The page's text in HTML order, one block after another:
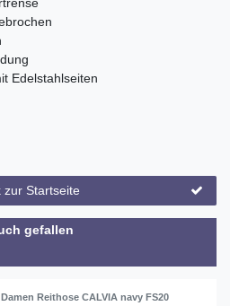
Edelstahlseiten
zur Startseite
gefallen
Reithose CALVIA navy FS20